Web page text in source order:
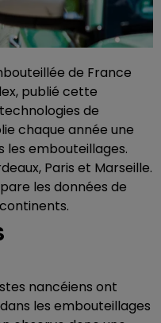
de France
publié cette
de
chaque année une
les embouteillages.
Paris et Marseille.
les données de
nancéiens ont
les embouteillages